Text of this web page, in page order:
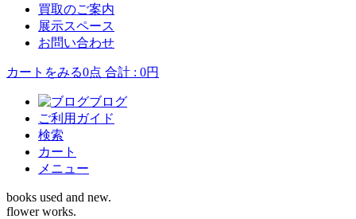
買取のご案内
展示スペース
お問い合わせ
カートをみる0点 合計 : 0円
ブログ
ご利用ガイド
検索
カート
メニュー
books used and new.
flower works.